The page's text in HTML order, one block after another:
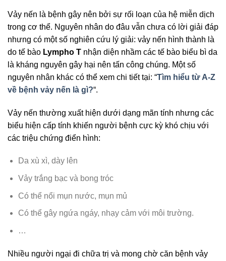
Vảy nến là bệnh gây nên bởi sự rối loạn của hệ miễn dịch
trong cơ thể. Nguyên nhân do đâu vẫn chưa có lời giải đáp
nhưng có một số nghiên cứu lý giải: vảy nến hình thành là
do tế bào Lympho T nhận diện nhầm các tế bào biểu bì da
là kháng nguyên gây hại nên tấn công chúng. Một số
nguyên nhân khác có thể xem chi tiết tại: “Tìm hiểu từ A-Z
về bệnh vảy nến là gì?“.
Vảy nến thường xuất hiện dưới dạng mãn tính nhưng các
biểu hiện cấp tính khiến người bệnh cực kỳ khó chịu với
các triệu chứng điển hình:
Da xù xì, dày lên
Vảy trắng bạc và bong tróc
Có thể nổi mụn nước, mụn mủ
Có thể gây ngứa ngáy, nhạy cảm với môi trường.
…
Nhiều người ngại đi chữa trị và mong chờ căn bệnh vảy